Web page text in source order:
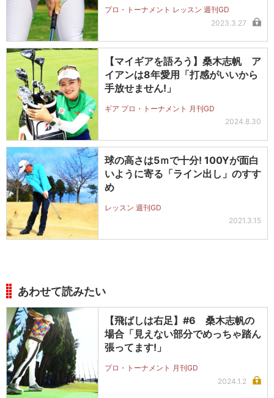
プロ・トーナメント レッスン 週刊GD
2023.3.27
【マイギアを語ろう】桑木志帆 ア
イアンは8年愛用「打感がいいから
手放せません!」
ギア プロ・トーナメント 月刊GD
2024.8.30
球の高さは5ｍで十分! 100Yが面白
いように寄る「ライン出し」のすす
め
レッスン 週刊GD
2021.3.15
あわせて読みたい
【飛ばしは右足】#6 桑木志帆の
場合「見えない部分でめっちゃ踏ん
張ってます!」
プロ・トーナメント 月刊GD
2024.1.2